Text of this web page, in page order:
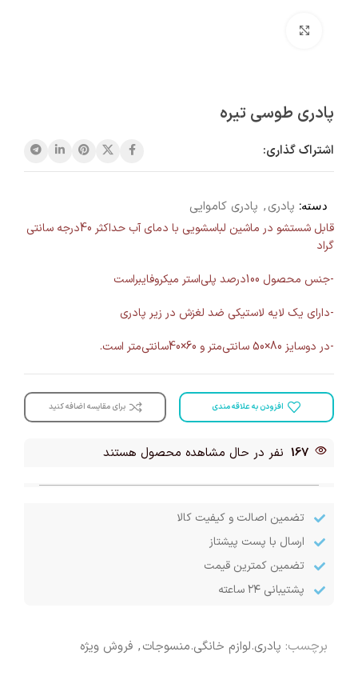
پادری طوسی تیره
اشتراک گذاری:
دسته: پادری, پادری کاموایی
قابل شستشو در ماشین لباسشویی با دمای آب حداکثر 40درجه سانتی
گراد
-جنس محصول 100درصد پلی‌استر میکروفایبراست
-دارای یک لایه لاستیکی ضد لغزش در زیر پادری
-در دوسایز 80×50 سانتی‌متر و 60×40سانتی‌متر است.
افزودن به علاقه مندی برای مقایسه اضافه کنید
167 نفر در حال مشاهده محصول هستند
تضمین اصالت و کیفیت کالا
ارسال با پست پیشتاز
تضمین کمترین قیمت
پشتیبانی ۲۴ ساعته
برچسب: پادری.لوازم خانگی.منسوجات, فروش ویژه